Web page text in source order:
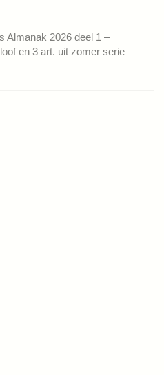
Almanak 2026 deel 1 –
en 3 art. uit zomer serie